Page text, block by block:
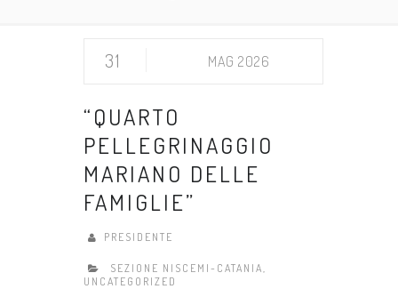
31 MAG 2026
“QUARTO
PELLEGRINAGGIO
MARIANO DELLE
FAMIGLIE”
PRESIDENTE
SEZIONE NISCEMI-CATANIA,
UNCATEGORIZED